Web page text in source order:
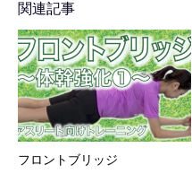
関連記事
フロントブリッジ